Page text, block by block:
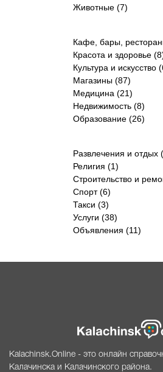
Животные (7)
Кафе, бары,
Красота и здоровье
Культура и искусство
Магазины (87)
Медицина (21)
Недвижимость (8)
Образование (26)
Развлечения и отдых
Религия (1)
Строительство и
Спорт (6)
Такси (3)
Услуги (38)
Объявления (11)
Kalachinsk.Online - это онлайн
Калачинска и Калачинского района.